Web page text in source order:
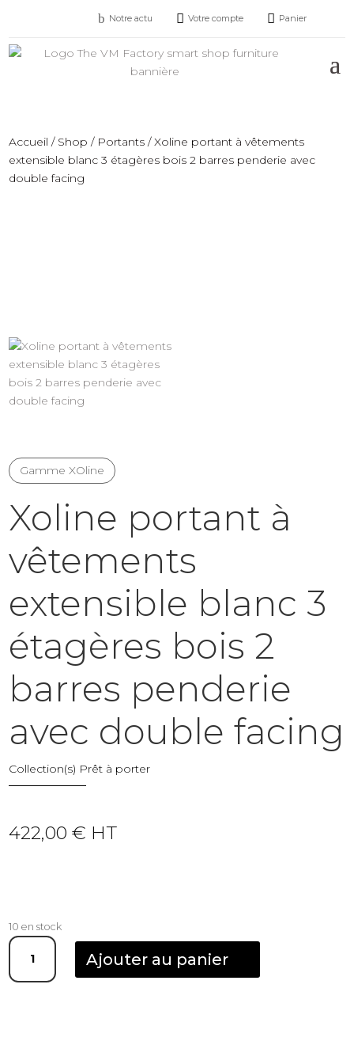
b Notre actu  Votre compte  Panier
Accueil / Shop / Portants / Xoline portant à vêtements
extensible blanc 3 étagères bois 2 barres penderie avec
double facing
Gamme XOline
Xoline portant à
vêtements
extensible blanc 3
étagères bois 2
barres penderie
avec double facing
Collection(s) Prêt à porter
422,00€ HT
10 en stock
quantité
Xoline
Ajouter au panier